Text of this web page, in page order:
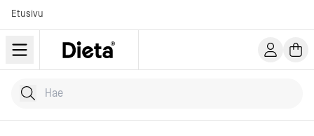
Etusivu
Hae tuotteita
Kirjoita hakusana...